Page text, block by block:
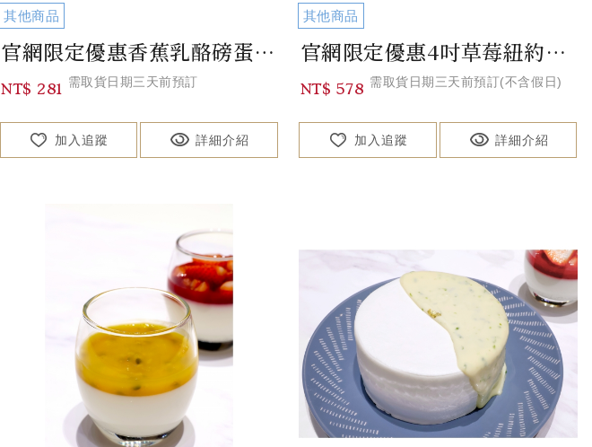
其他商品
官網限定優惠香蕉乳酪磅蛋糕 Banana Cream Cheese Pound ...
需取貨日期三天前預訂
NT$ 281
加入追蹤 詳細介紹
其他商品
官網限定優惠4吋草莓紐約起司 New York Cheese Cake
需取貨日期三天前預訂(不含假日)
NT$ 578
加入追蹤 詳細介紹